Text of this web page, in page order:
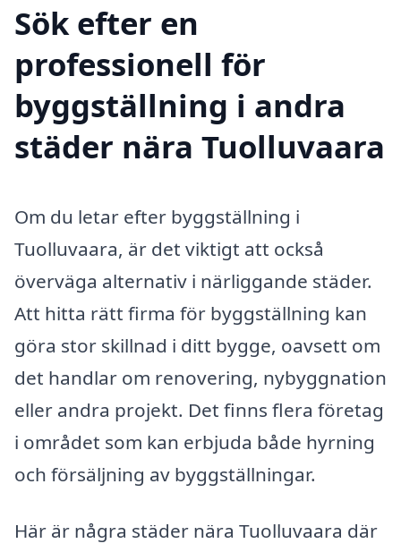
Sök efter en
professionell för
byggställning i andra
städer nära Tuolluvaara
Om du letar efter byggställning i
Tuolluvaara, är det viktigt att också
överväga alternativ i närliggande städer.
Att hitta rätt firma för byggställning kan
göra stor skillnad i ditt bygge, oavsett om
det handlar om renovering, nybyggnation
eller andra projekt. Det finns flera företag
i området som kan erbjuda både hyrning
och försäljning av byggställningar.
Här är några städer nära Tuolluvaara där